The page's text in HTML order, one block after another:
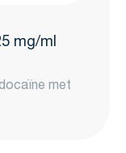
mg/ml
met